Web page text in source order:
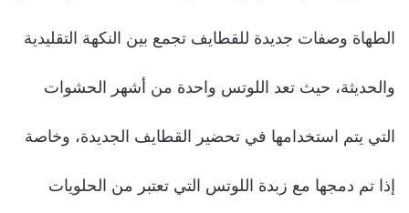
الطهاة وصفات جديدة للقطايف تجمع بين النكهة التقليدية
والحديثة، حيث تعد اللوتس واحدة من أشهر الحشوات
التي يتم استخدامها في تحضير القطايف الجديدة، وخاصة
إذا تم دمجها مع زبدة اللوتس التي تعتبر من الحلويات